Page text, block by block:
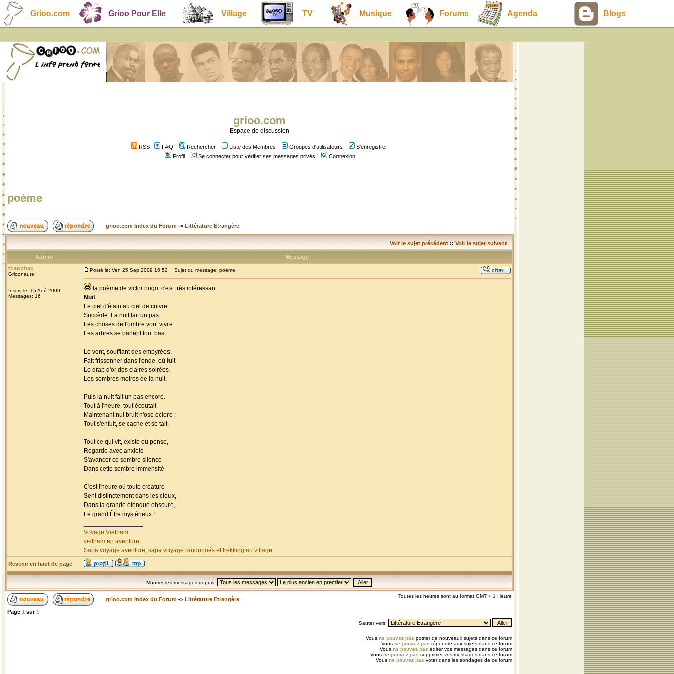
Grioo.com Grioo Pour Elle Village TV Musique Forums Agenda Blogs
grioo.com
Espace de discussion
RSS FAQ Rechercher Liste des Membres Groupes d'utilisateurs
S'enregistrer
Profil
Se connecter pour vérifier ses messages privés Connexion
poème
grioo.com Index du Forum -> Littérature Etrangère
Voir le sujet précédent :: Voir le sujet suivant
Auteur
Message
thaophap
Grioonaute
Inscrit le: 15 Aoû 2009
Messages: 16
Posté le: Ven 25 Sep 2009 16:52 Sujet du message: poème
la poème de victor hugo. c'est très intéressant
Nuit
Le ciel d'étain au ciel de cuivre
Succède. La nuit fait un pas.
Les choses de l'ombre vont vivre.
Les arbres se parlent tout bas.
Le vent, soufflant des empyrées,
Fait frissonner dans l'onde, où luit
Le drap d'or des claires soirées,
Les sombres moires de la nuit.
Puis la nuit fait un pas encore.
Tout à l'heure, tout écoutait.
Maintenant nul bruit n'ose éclore ;
Tout s'enfuit, se cache et se tait.
Tout ce qui vit, existe ou pense,
Regarde avec anxiété
S'avancer ce sombre silence
Dans cette sombre immensité.
C'est l'heure où toute créature
Sent distinctement dans les cieux,
Dans la grande étendue obscure,
Le grand Être mystérieux !
Voyage Vietnam
vietnam en aventure
Sapa voyage aventure, sapa voyage randonnés et trekking au village
Revenir en haut de page
Montrer les messages depuis:
grioo.com Index du Forum -> Littérature Etrangère
Toutes les heures sont au format GMT + 1 Heure
Page 1 sur1
Sauter vers:
Vous ne pouvez pas poster de nouveaux sujets dans ce forum
Vous ne pouvez pas répondre aux sujets dans ce forum
Vous ne pouvez pas éditer vos messages dans ce forum
Vous ne pouvez pas supprimer vos messages dans ce forum
Vous ne pouvez pas voter dans les sondages de ce forum